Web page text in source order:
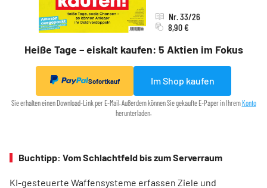
Heiße Tage – eiskalt kaufen: 5 Aktien im Fokus
Nr. 33/26
8,90 €
Sofortkauf Im Shop kaufen
Sie erhalten einen Download-Link per E-Mail. Außerdem können Sie gekaufte E-Paper in Ihrem Konto
herunterladen.
Buchtipp: Vom Schlachtfeld bis zum Serverraum
KI-gesteuerte Waffensysteme erfassen Ziele und